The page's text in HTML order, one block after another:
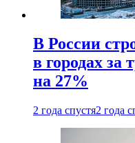
В России
в городах за
на 27%
2 года спустя2 года